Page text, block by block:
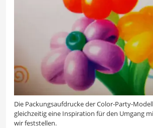
Die Packungsaufdrucke der Color-Party-
gleichzeitig eine Inspiration für den Umgang
wir feststellen.